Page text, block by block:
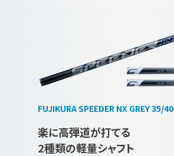
FUJIKURA SPEEDER NX GREY 35/40
楽に高弾道が打てる
2種類の軽量シャフト